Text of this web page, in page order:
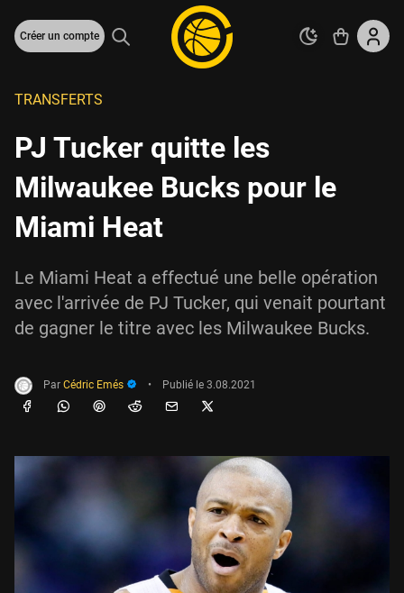
Créer un compte
TRANSFERTS
PJ Tucker quitte les
Milwaukee Bucks pour le
Miami Heat
Le Miami Heat a effectué une belle opération
avec l'arrivée de PJ Tucker, qui venait pourtant
de gagner le titre avec les Milwaukee Bucks.
Par Cédric Emés • Publié le 3.08.2021